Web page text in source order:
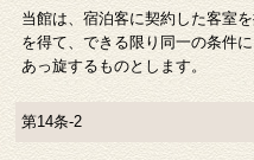
当館は、宿泊客に契約した客室
を得て、できる限り同一の条件
あっ旋するものとします。
第14条-2